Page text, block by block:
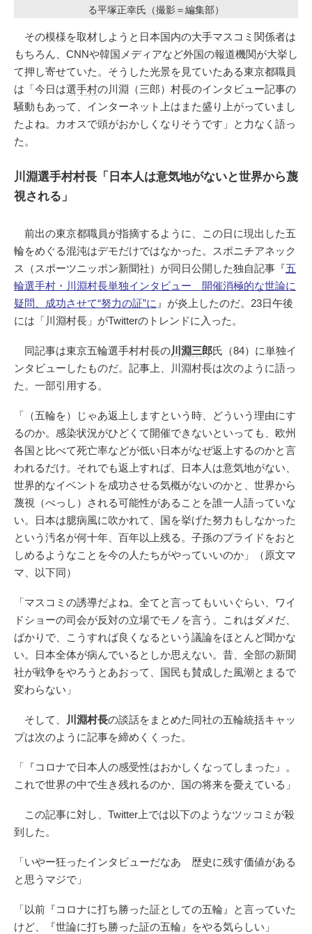
る平塚正幸氏（撮影＝編集部）
その模様を取材しようと日本国内の大手マスコミ関係者は
もちろん、CNNや韓国メディアなど外国の報道機関が大挙し
て押し寄せていた。そうした光景を見ていたある東京都職員
は「今日は選手村の川淵（三郎）村長のインタビュー記事の
騒動もあって、インターネット上はまた盛り上がっていまし
たよね。カオスで頭がおかしくなりそうです」と力なく語っ
た。
川淵選手村村長「日本人は意気地がないと世界から蔑
視される」
前出の東京都職員が指摘するように、この日に現出した五
輪をめぐる混沌はデモだけではなかった。スポニチアネック
ス（スポーツニッポン新聞社）が同日公開した独自記事『五
輪選手村・川淵村長単独インタビュー 開催消極的な世論に
疑問、成功させて“努力の証”に 』が炎上したのだ。23日午後
には「川淵村長」がTwitterのトレンドに入った。
同記事は東京五輪選手村村長の川淵三郎氏（84）に単独イ
ンタビューしたものだ。記事上、川淵村長は次のように語っ
た。一部引用する。
「（五輪を）じゃあ返上しますという時、どういう理由にす
るのか。感染状況がひどくて開催できないといっても、欧州
各国と比べて死亡率などが低い日本がなぜ返上するのかと言
われるだけ。それでも返上すれば、日本人は意気地がない、
世界的なイベントを成功させる気概がないのかと、世界から
蔑視（べっし）される可能性があることを誰一人語っていな
い。日本は臆病風に吹かれて、国を挙げた努力もしなかった
という汚名が何十年、百年以上残る。子孫のプライドをおと
しめるようなことを今の人たちがやっていいのか」（原文マ
マ、以下同）
「マスコミの誘導だよね。全てと言ってもいいぐらい、ワイ
ドショーの司会が反対の立場でモノを言う。これはダメだ、
ばかりで、こうすれば良くなるという議論をほとんど聞かな
い。日本全体が病んでいるとしか思えない。昔、全部の新聞
社が戦争をやろうとあおって、国民も賛成した風潮とまるで
変わらない」
そして、 川淵村長の談話をまとめた同社の五輪統括キャッ
プは次のように記事を締めくくった。
「『コロナで日本人の感受性はおかしくなってしまった』。
これで世界の中で生き残れるのか、国の将来を憂えている」
この記事に対し、Twitter上では以下のようなツッコミが殺
到した。
「いやー狂ったインタビューだなあ 歴史に残す価値がある
と思うマジで」
「以前『コロナに打ち勝った証としての五輪』と言っていた
けど、『世論に打ち勝った証の五輪』をやる気らしい」